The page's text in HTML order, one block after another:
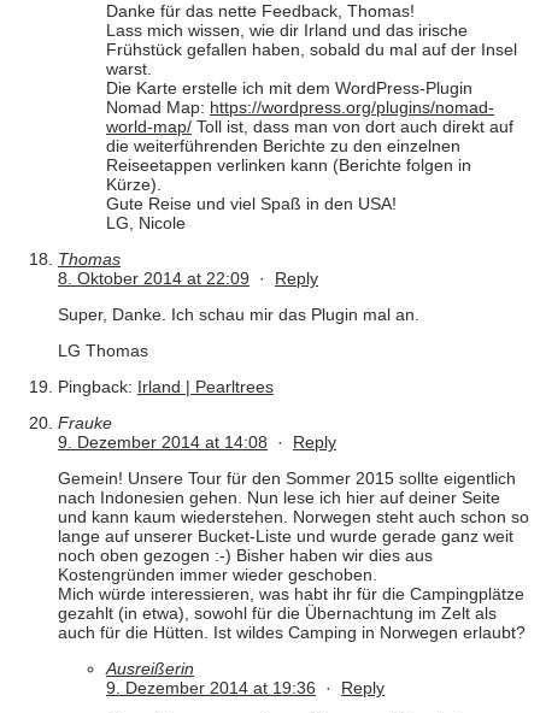
Danke für das nette Feedback, Thomas!
Lass mich wissen, wie dir Irland und das irische
Frühstück gefallen haben, sobald du mal auf der Insel
warst.
Die Karte erstelle ich mit dem WordPress-Plugin
Nomad Map: https://wordpress.org/plugins/nomad-
world-map/ Toll ist, dass man von dort auch direkt auf
die weiterführenden Berichte zu den einzelnen
Reiseetappen verlinken kann (Berichte folgen in
Kürze).
Gute Reise und viel Spaß in den USA!
LG, Nicole
Thomas
8. Oktober 2014 at 22:09 · Reply
Super, Danke. Ich schau mir das Plugin mal an.
LG Thomas
Pingback: Irland | Pearltrees
Frauke
9. Dezember 2014 at 14:08 · Reply
Gemein! Unsere Tour für den Sommer 2015 sollte eigentlich
nach Indonesien gehen. Nun lese ich hier auf deiner Seite
und kann kaum wiederstehen. Norwegen steht auch schon so
lange auf unserer Bucket-Liste und wurde gerade ganz weit
noch oben gezogen :-) Bisher haben wir dies aus
Kostengründen immer wieder geschoben.
Mich würde interessieren, was habt ihr für die Campingplätze
gezahlt (in etwa), sowohl für die Übernachtung im Zelt als
auch für die Hütten. Ist wildes Camping in Norwegen erlaubt?
Ausreißerin
9. Dezember 2014 at 19:36 · Reply